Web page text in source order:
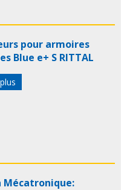
pour armoires
Blue e+ S RITTAL
Mécatronique: